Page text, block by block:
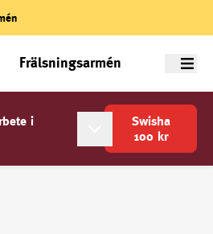
Frälsningsarmén Meny
i
Swisha
100 kr